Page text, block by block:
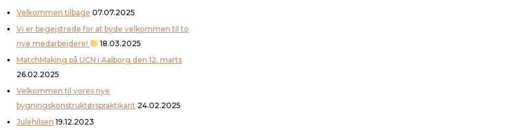
Velkommen tilbage 07.07.2025
Vi er begejstrede for at byde velkommen til to
nye medarbejdere!
18.03.2025
MatchMaking på UCN i Aalborg den 12. marts
26.02.2025
Velkommen til vores nye
bygningskonstruktørspraktikant 24.02.2025
Julehilsen 19.12.2023